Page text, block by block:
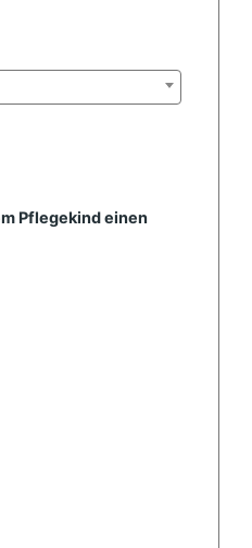
Pflegekind einen